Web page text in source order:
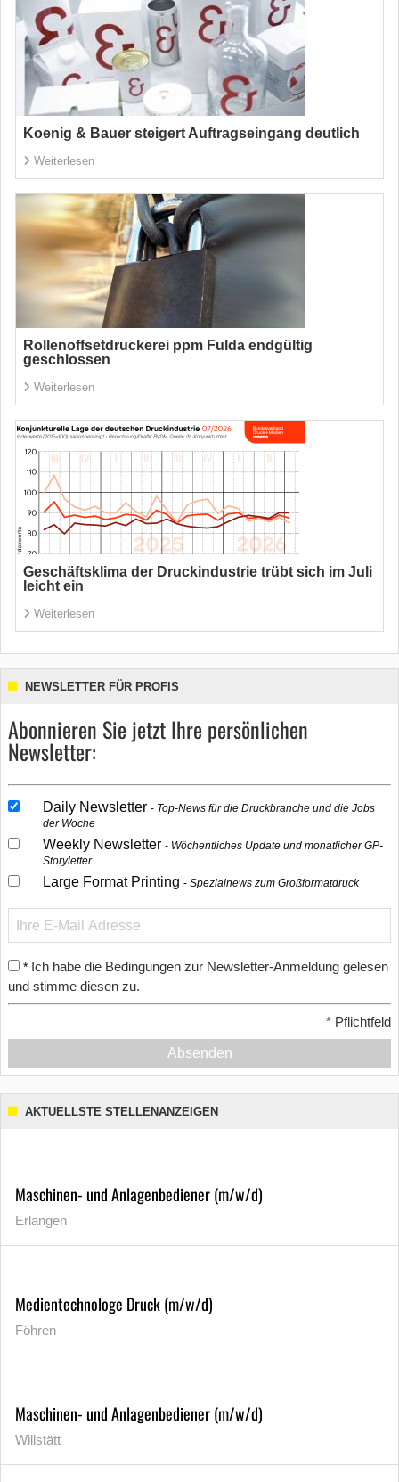
Koenig & Bauer steigert Auftragseingang deutlich
Weiterlesen
Rollenoffsetdruckerei ppm Fulda endgültig
geschlossen
Weiterlesen
Geschäftsklima der Druckindustrie trübt sich im Juli
leicht ein
Weiterlesen
NEWSLETTER FÜR PROFIS
Abonnieren Sie jetzt Ihre persönlichen
Newsletter:
Daily Newsletter
Top-News für die Druckbranche und die Jobs
der Woche
Weekly Newsletter
Wöchentliches Update und monatlicher GP-
Storyletter
Large Format Printing Spezialnews zum Großformatdruck
* Ich habe die Bedingungen zur Newsletter-Anmeldung gelesen
und stimme diesen zu.
* Pflichtfeld
Absenden
AKTUELLSTE STELLENANZEIGEN
Maschinen- und Anlagenbediener (m/w/d)
Erlangen
Medientechnologe Druck (m/w/d)
Föhren
Maschinen- und Anlagenbediener (m/w/d)
Willstätt